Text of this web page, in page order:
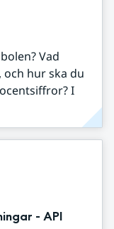
Vad
och hur ska du
I
- API